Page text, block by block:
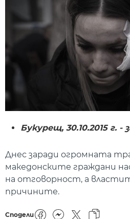
Букурещ, 30.10.2015 г. -
Днес заради огромната
македонските граждани
на отговорност, а
причините.
Сподели